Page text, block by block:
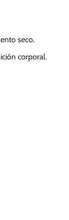
seco.
corporal.